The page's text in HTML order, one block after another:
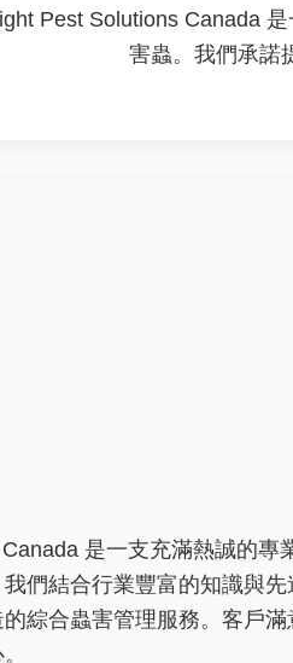
Pest Solutions Canada
害蟲。我們承諾
是一支充滿熱誠的專
們結合行業豐富的知識與先
綜合蟲害管理服務。客戶滿